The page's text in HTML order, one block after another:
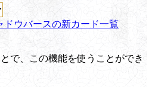
ウバースの新カード一覧
で、この機能を使うことができ